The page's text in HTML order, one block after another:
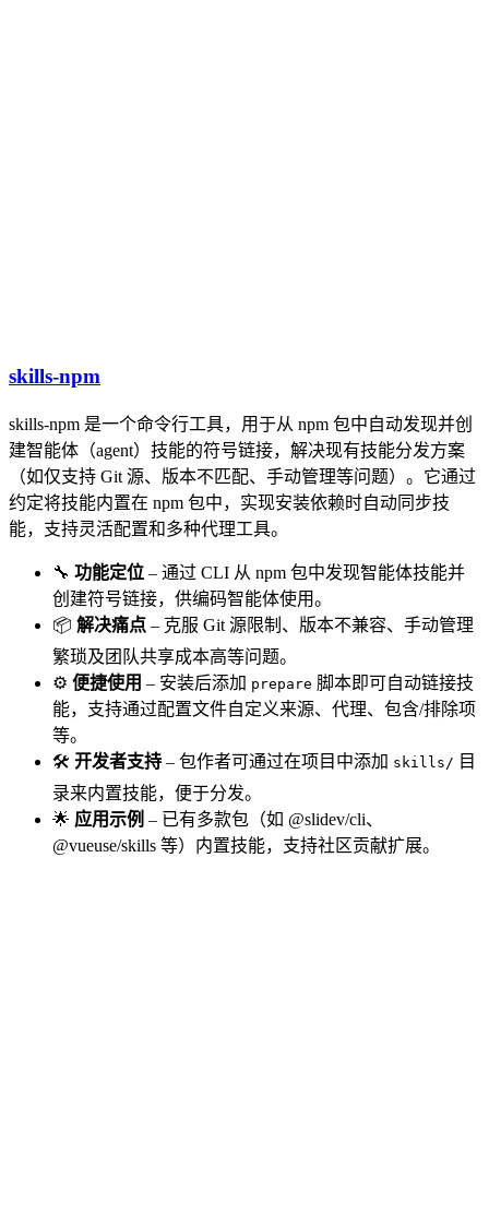
skills-npm
skills-npm 是一个命令行工具，用于从 npm 包中自动发现并创
建智能体（agent）技能的符号链接，解决现有技能分发方案
（如仅支持 Git 源、版本不匹配、手动管理等问题）。它通过
约定将技能内置在 npm 包中，实现安装依赖时自动同步技
能，支持灵活配置和多种代理工具。
🔧 功能定位 – 通过 CLI 从 npm 包中发现智能体技能并
创建符号链接，供编码智能体使用。
📦 解决痛点 – 克服 Git 源限制、版本不兼容、手动管理
繁琐及团队共享成本高等问题。
⚙️ 便捷使用 – 安装后添加 prepare 脚本即可自动链接技
能，支持通过配置文件自定义来源、代理、包含/排除项
等。
🛠️ 开发者支持 – 包作者可通过在项目中添加 skills/ 目
录来内置技能，便于分发。
🌟 应用示例 – 已有多款包（如 @slidev/cli、
@vueuse/skills 等）内置技能，支持社区贡献扩展。